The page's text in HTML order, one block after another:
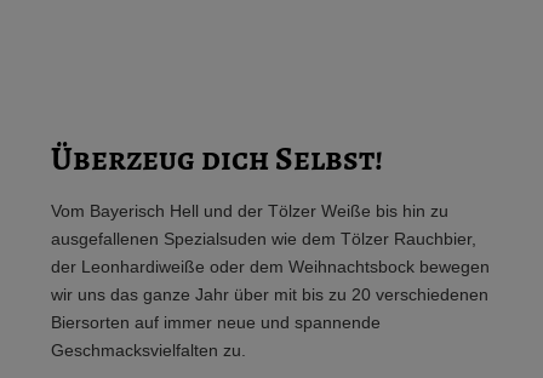
Überzeug dich Selbst!
Vom Bayerisch Hell und der Tölzer Weiße bis hin zu
ausgefallenen Spezialsuden wie dem Tölzer Rauchbier,
der Leonhardiweiße oder dem Weihnachtsbock bewegen
wir uns das ganze Jahr über mit bis zu 20 verschiedenen
Biersorten auf immer neue und spannende
Geschmacksvielfalten zu.